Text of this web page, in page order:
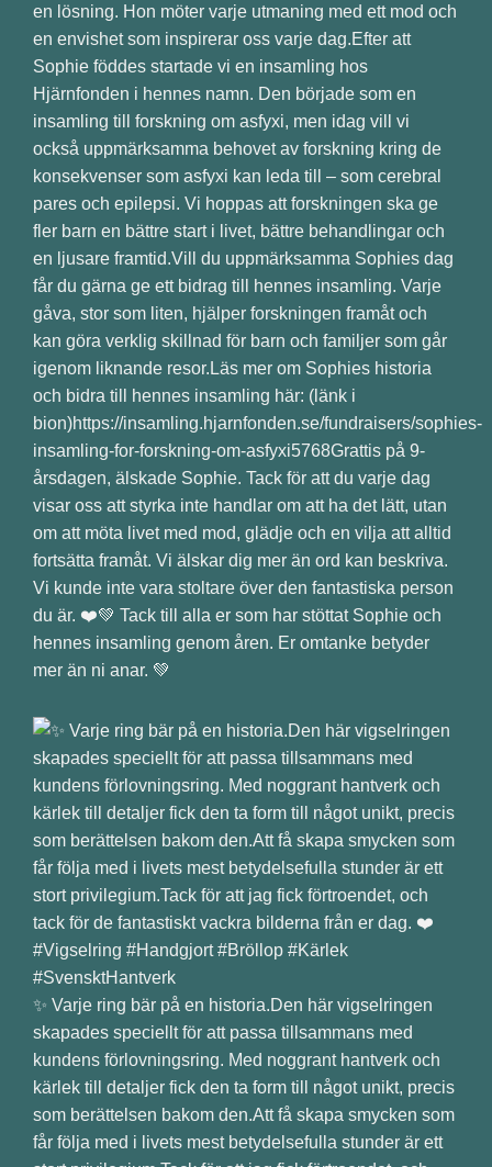
en lösning. Hon möter varje utmaning med ett mod och
en envishet som inspirerar oss varje dag.Efter att
Sophie föddes startade vi en insamling hos
Hjärnfonden i hennes namn. Den började som en
insamling till forskning om asfyxi, men idag vill vi
också uppmärksamma behovet av forskning kring de
konsekvenser som asfyxi kan leda till – som cerebral
pares och epilepsi. Vi hoppas att forskningen ska ge
fler barn en bättre start i livet, bättre behandlingar och
en ljusare framtid.Vill du uppmärksamma Sophies dag
får du gärna ge ett bidrag till hennes insamling. Varje
gåva, stor som liten, hjälper forskningen framåt och
kan göra verklig skillnad för barn och familjer som går
igenom liknande resor.Läs mer om Sophies historia
och bidra till hennes insamling här: (länk i
bion)https://insamling.hjarnfonden.se/fundraisers/sophies-
insamling-for-forskning-om-asfyxi5768Grattis på 9-
årsdagen, älskade Sophie. Tack för att du varje dag
visar oss att styrka inte handlar om att ha det lätt, utan
om att möta livet med mod, glädje och en vilja att alltid
fortsätta framåt. Vi älskar dig mer än ord kan beskriva.
Vi kunde inte vara stoltare över den fantastiska person
du är. ❤️💚 Tack till alla er som har stöttat Sophie och
hennes insamling genom åren. Er omtanke betyder
mer än ni anar. 💚
✨ Varje ring bär på en historia.Den här vigselringen
skapades speciellt för att passa tillsammans med
kundens förlovningsring. Med noggrant hantverk och
kärlek till detaljer fick den ta form till något unikt, precis
som berättelsen bakom den.Att få skapa smycken som
får följa med i livets mest betydelsefulla stunder är ett